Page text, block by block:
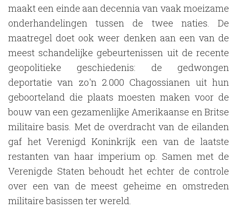
maakt een einde aan decennia van vaak moeizame
onderhandelingen tussen de twee naties. De
maatregel doet ook weer denken aan een van de
meest schandelijke gebeurtenissen uit de recente
geopolitieke geschiedenis: de gedwongen
deportatie van zo'n 2.000 Chagossianen uit hun
geboorteland die plaats moesten maken voor de
bouw van een gezamenlijke Amerikaanse en Britse
militaire basis. Met de overdracht van de eilanden
gaf het Verenigd Koninkrijk een van de laatste
restanten van haar imperium op. Samen met de
Verenigde Staten behoudt het echter de controle
over een van de meest geheime en omstreden
militaire basissen ter wereld.